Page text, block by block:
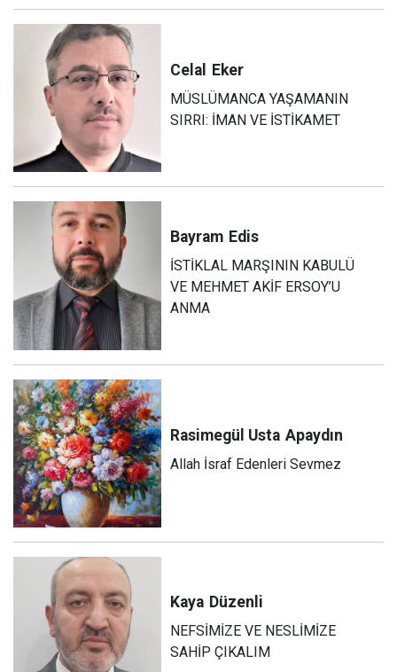
Celal Eker
MÜSLÜMANCA YAŞAMANIN
SIRRI: İMAN VE İSTİKAMET
Bayram Edis
İSTİKLAL MARŞININ KABULÜ
VE MEHMET AKİF ERSOY’U
ANMA
Rasimegül Usta Apaydın
Allah İsraf Edenleri Sevmez
Kaya Düzenli
NEFSİMİZE VE NESLİMİZE
SAHİP ÇIKALIM